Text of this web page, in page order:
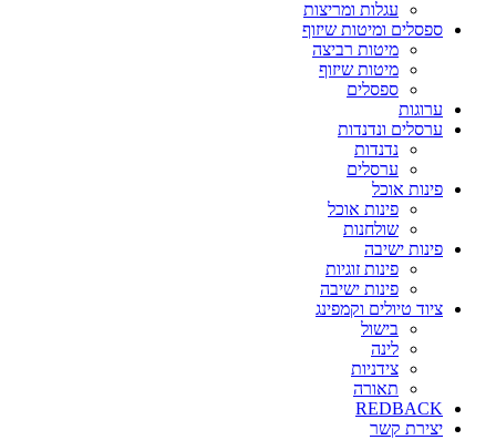
עגלות ומריצות
ספסלים ומיטות שיזוף
מיטות רביצה
מיטות שיזוף
ספסלים
ערוגות
ערסלים ונדנדות
נדנדות
ערסלים
פינות אוכל
פינות אוכל
שולחנות
פינות ישיבה
פינות זוגיות
פינות ישיבה
ציוד טיולים וקמפינג
בישול
לינה
צידניות
תאורה
REDBACK
יצירת קשר